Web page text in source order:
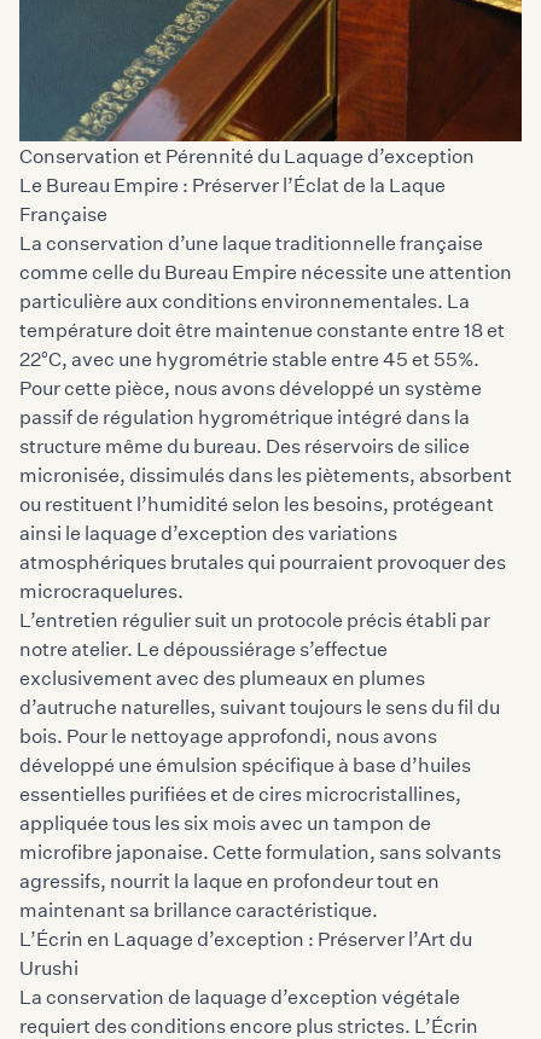
Conservation et Pérennité du Laquage d’exception
Le Bureau Empire : Préserver l’Éclat de la Laque
Française
La conservation d’une laque traditionnelle française
comme celle du Bureau Empire nécessite une attention
particulière aux conditions environnementales. La
température doit être maintenue constante entre 18 et
22°C, avec une hygrométrie stable entre 45 et 55%.
Pour cette pièce, nous avons développé un système
passif de régulation hygrométrique intégré dans la
structure même du bureau. Des réservoirs de silice
micronisée, dissimulés dans les piètements, absorbent
ou restituent l’humidité selon les besoins, protégeant
ainsi le laquage d’exception des variations
atmosphériques brutales qui pourraient provoquer des
microcraquelures.
L’entretien régulier suit un protocole précis établi par
notre atelier. Le dépoussiérage s’effectue
exclusivement avec des plumeaux en plumes
d’autruche naturelles, suivant toujours le sens du fil du
bois. Pour le nettoyage approfondi, nous avons
développé une émulsion spécifique à base d’huiles
essentielles purifiées et de cires microcristallines,
appliquée tous les six mois avec un tampon de
microfibre japonaise. Cette formulation, sans solvants
agressifs, nourrit la laque en profondeur tout en
maintenant sa brillance caractéristique.
L’Écrin en Laquage d’exception : Préserver l’Art du
Urushi
La conservation de laquage d’exception végétale
requiert des conditions encore plus strictes. L’Écrin